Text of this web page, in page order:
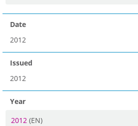
Date
2012
Issued
2012
Year
2012 (EN)